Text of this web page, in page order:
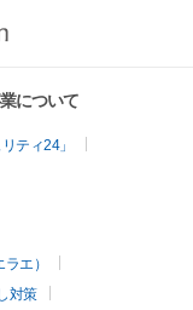
について
ティ24」
エ）
対策